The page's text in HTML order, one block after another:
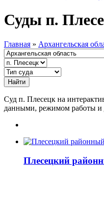
Суды п.
Главная » Архангельская
Суд п. Плесецк на
данными, режимом работы
Плесецкий